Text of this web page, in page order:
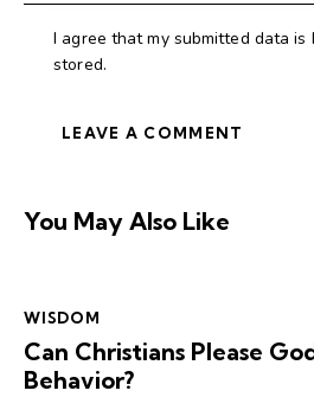
I agree that my submitted data is
stored.
You May Also Like
WISDOM
Can Christians Please
Behavior?